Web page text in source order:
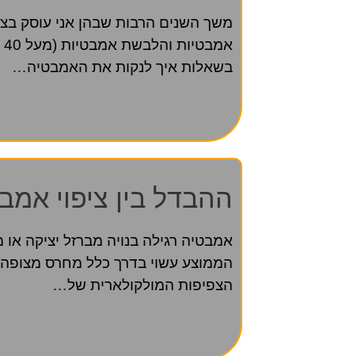
משך השנים הרבות שבהן אני עוסק
בשאלות איך לנקות את האמבטיה…
ההבדל בין ציפוי
אמבטיה רגילה בנויה מברזל יציקה
הממוצע עשוי בדרך כלל מחרס מצופה
הצפיפות המולקולארית של…